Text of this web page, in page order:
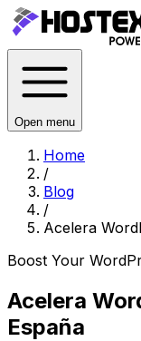
Open menu
Home
/
Blog
/
Acelera
Boost Your
Acelera
España